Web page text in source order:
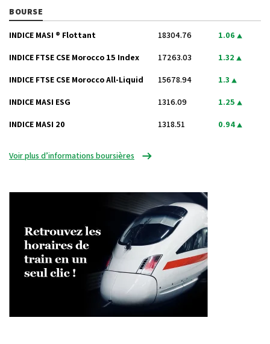
BOURSE
INDICE MASI ® Flottant 18304.76 1.06
INDICE FTSE CSE Morocco 15 Index 17263.03 1.32
INDICE FTSE CSE Morocco All-Liquid 15678.94 1.3
INDICE MASI ESG 1316.09 1.25
INDICE MASI 20 1318.51 0.94
Voir plus d’informations boursières